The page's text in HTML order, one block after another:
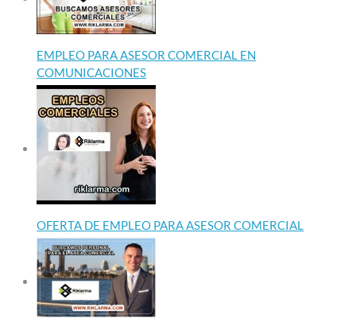
EMPLEO PARA ASESOR COMERCIAL EN
COMUNICACIONES
OFERTA DE EMPLEO PARA ASESOR COMERCIAL